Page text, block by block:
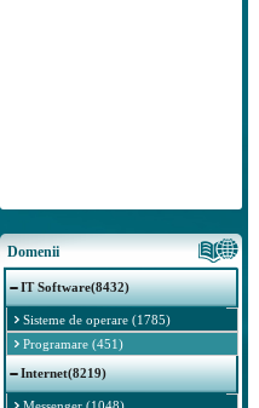
Domenii
IT Software(8432)
Sisteme de operare (1785)
Programare (451)
Internet(8219)